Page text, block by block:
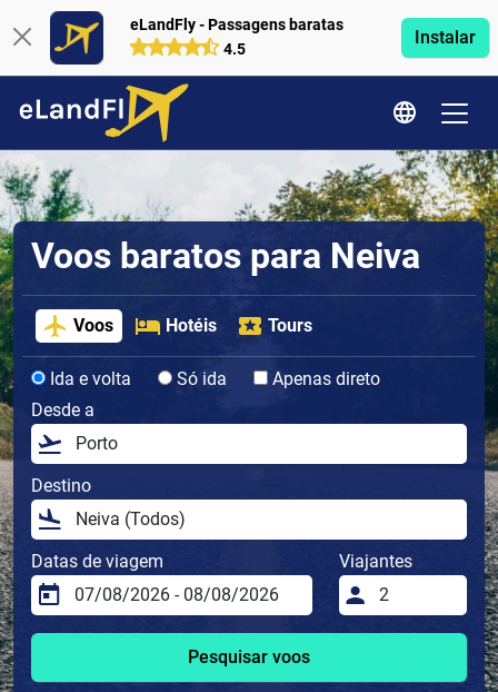
eLandFly - Passagens baratas
4.5
Instalar
Voos baratos para Neiva
Voos Hotéis Tours
Ida e volta Só ida
Apenas direto
Desde a
Destino
Datas de viagem Viajantes
Pesquisar voos